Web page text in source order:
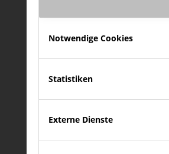
Notwendige Cookies
Statistiken
Externe Dienste
LinkedIn